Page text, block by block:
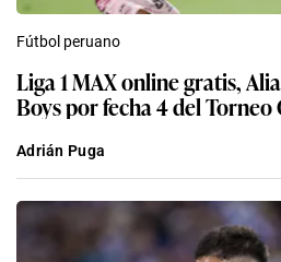
Fútbol peruano
Liga 1 MAX online gratis,
Boys por fecha 4 del Torneo
Adrián Puga